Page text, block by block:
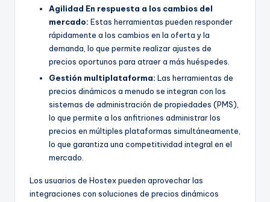
Agilidad En respuesta a los cambios del
mercado: Estas herramientas pueden responder
rápidamente a los cambios en la oferta y la
demanda, lo que permite realizar ajustes de
precios oportunos para atraer a más huéspedes.
Gestión multiplataforma: Las herramientas de
precios dinámicos a menudo se integran con los
sistemas de administración de propiedades (PMS),
lo que permite a los anfitriones administrar los
precios en múltiples plataformas simultáneamente,
lo que garantiza una competitividad integral en el
mercado.
Los usuarios de Hostex pueden aprovechar las
integraciones con soluciones de precios dinámicos